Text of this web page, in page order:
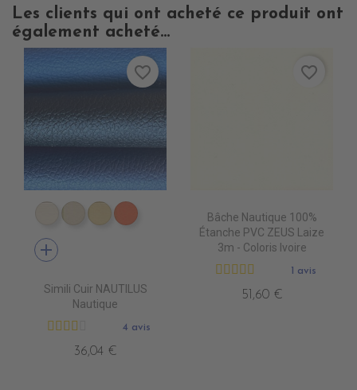
Les clients qui ont acheté ce produit ont
également acheté...
EN4010 IVOIRE
EN4020 BEIGE
EN4040 SIENNE
EN4060 ORANGE
add
Simili Cuir NAUTILUS
Nautique
4 avis
36,04 €
favorite_border
Bâche Nautique 100%
Étanche PVC ZEUS Laize
3m - Coloris Ivoire
1 avis
51,60 €
favorite_border